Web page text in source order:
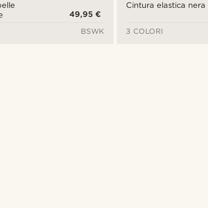
49,95 €
BSWK
Cintura elastica nera
3 COLORI